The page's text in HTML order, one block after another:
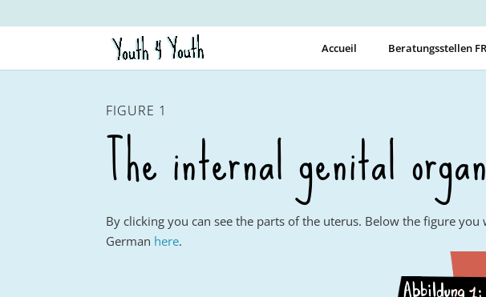
Accueil Beratungsstellen FR
FIGURE 1
The internal genital
By clicking you can see the parts of the uterus. Below the figure
German here.